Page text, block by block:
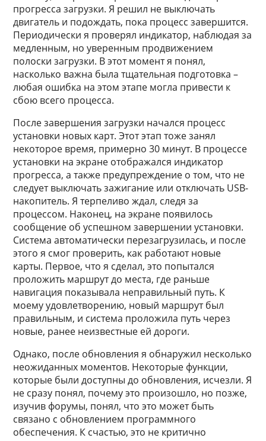
прогресса загрузки. Я решил не выключать
двигатель и подождать, пока процесс завершится.
Периодически я проверял индикатор, наблюдая за
медленным, но уверенным продвижением
полоски загрузки. В этот момент я понял,
насколько важна была тщательная подготовка –
любая ошибка на этом этапе могла привести к
сбою всего процесса.
После завершения загрузки начался процесс
установки новых карт. Этот этап тоже занял
некоторое время, примерно 30 минут. В процессе
установки на экране отображался индикатор
прогресса, а также предупреждение о том, что не
следует выключать зажигание или отключать USB-
накопитель. Я терпеливо ждал, следя за
процессом. Наконец, на экране появилось
сообщение об успешном завершении установки.
Система автоматически перезагрузилась, и после
этого я смог проверить, как работают новые
карты. Первое, что я сделал, это попытался
проложить маршрут до места, где раньше
навигация показывала неправильный путь. К
моему удовлетворению, новый маршрут был
правильным, и система проложила путь через
новые, ранее неизвестные ей дороги.
Однако, после обновления я обнаружил несколько
неожиданных моментов. Некоторые функции,
которые были доступны до обновления, исчезли. Я
не сразу понял, почему это произошло, но позже,
изучив форумы, понял, что это может быть
связано с обновлением программного
обеспечения. К счастью, это не критично